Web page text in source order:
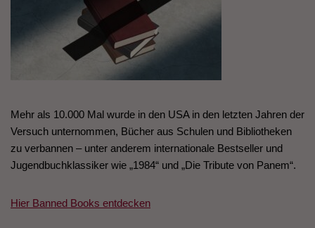
Mehr als 10.000 Mal wurde in den USA in den letzten Jahren der
Versuch unternommen, Bücher aus Schulen und Bibliotheken
zu verbannen – unter anderem internationale Bestseller und
Jugendbuchklassiker wie „1984“ und „Die Tribute von Panem“.
Hier Banned Books entdecken